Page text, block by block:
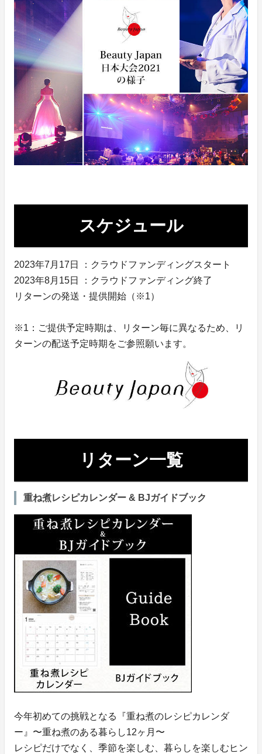
スケジュール
2023年7月17日 ：クラウドファンディングスタート
2023年8月15日 ：クラウドファンディング終了
リターンの発送・提供開始（※1）
※1：ご提供予定時期は、リターン毎に異なるため、リ
ターンの配送予定時期をご参照願います。
リターン一覧
重ね煮レシピカレンダー & BJガイドブック
今年初めての挑戦となる『重ね煮のレシピカレンダ
ー』〜重ね煮のある暮らし12ヶ月〜
レシピだけでなく、季節を楽しむ、暮らしを楽しむヒン